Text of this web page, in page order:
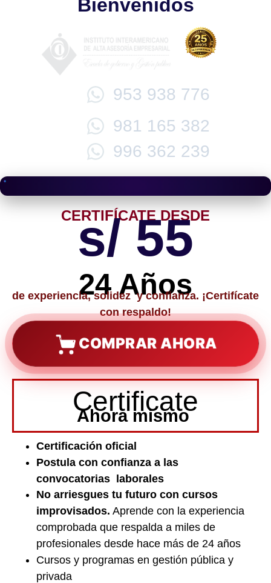
Bienvenidos
953 938 776
981 165 382
996 362 239
CERTIFÍCATE DESDE
s/ 55
24 Años
de experiencia, solidez y confianza. ¡Certifícate
con respaldo!
COMPRAR AHORA
Certificate
Ahora mismo
Certificación oficial
Postula con confianza a las
convocatorias laborales
No arriesgues tu futuro con cursos
improvisados. Aprende con la experiencia
comprobada que respalda a miles de
profesionales desde hace más de 24 años
Cursos y programas en gestión pública y
privada